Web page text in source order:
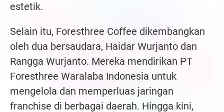
estetik.
Selain itu, Foresthree Coffee dikembangkan
oleh dua bersaudara, Haidar Wurjanto dan
Rangga Wurjanto. Mereka mendirikan PT
Foresthree Waralaba Indonesia untuk
mengelola dan memperluas jaringan
franchise di berbagai daerah. Hingga kini,